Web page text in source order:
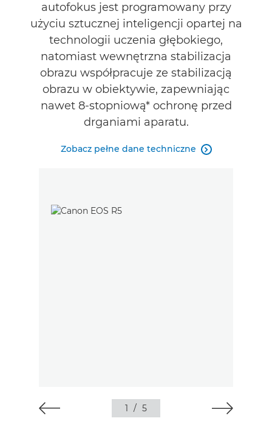
autofokus jest programowany przy
użyciu sztucznej inteligencji opartej na
technologii uczenia głębokiego,
natomiast wewnętrzna stabilizacja
obrazu współpracuje ze stabilizacją
obrazu w obiektywie, zapewniając
nawet 8-stopniową* ochronę przed
drganiami aparatu.
Zobacz pełne dane techniczne 
1 / 5